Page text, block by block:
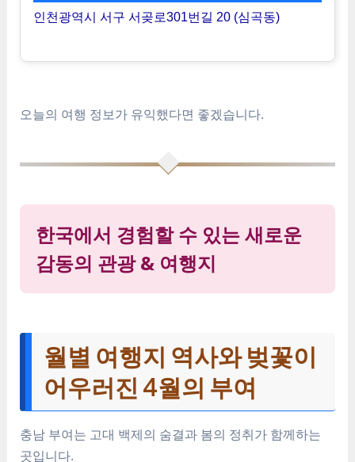
인천광역시 서구 서곶로301번길 20 (심곡동)
오늘의 여행 정보가 유익했다면 좋겠습니다.
한국에서 경험할 수 있는 새로운
감동의 관광 & 여행지
월별 여행지 역사와 벚꽃이
어우러진 4월의 부여
충남 부여는 고대 백제의 숨결과 봄의 정취가 함께하는
곳입니다.